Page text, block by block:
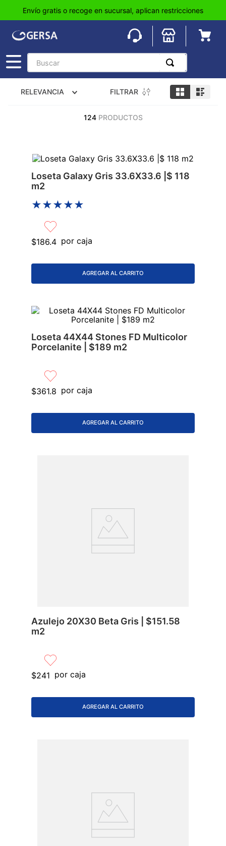
Envío gratis o recoge en sucursal, aplican restricciones
Buscar
RELEVANCIA FILTRAR
124 PRODUCTOS
Loseta Galaxy Gris 33.6X33.6 |$ 118
m2
★★★★★
$186.4 por caja
AGREGAR AL CARRITO
Loseta 44X44 Stones FD Multicolor
Porcelanite | $189 m2
$361.8 por caja
AGREGAR AL CARRITO
Azulejo 20X30 Beta Gris | $151.58
m2
$241 por caja
AGREGAR AL CARRITO
6.
7 .
wpc
.
tinaco
9.
lavabos